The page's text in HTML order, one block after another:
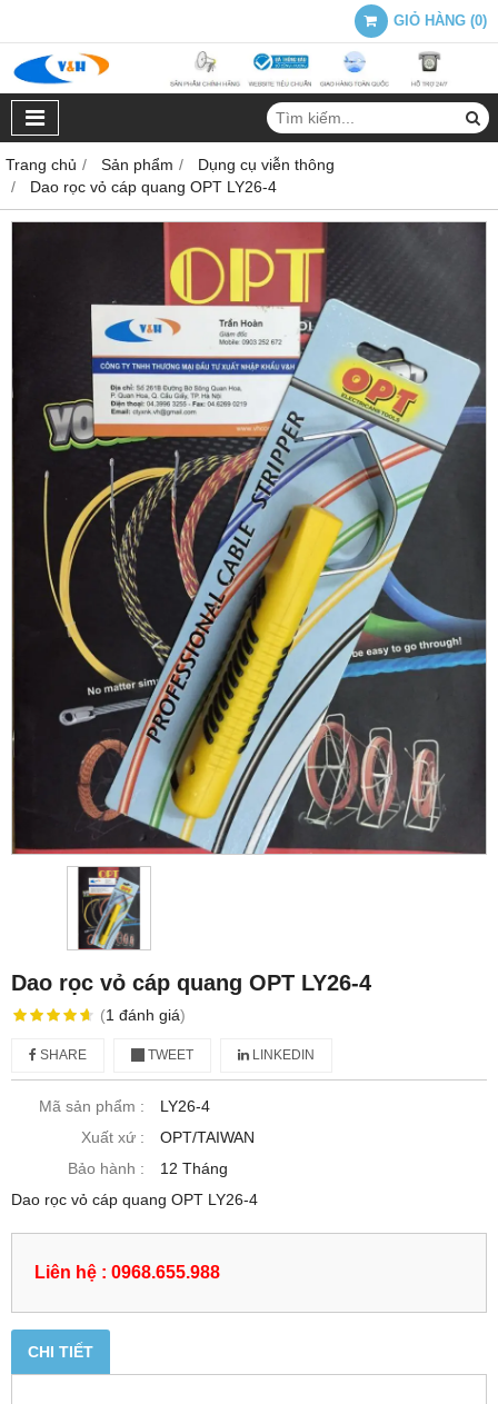
GIỎ HÀNG (0)
Trang chủ Sản phẩm
Dụng cụ viễn thông
Dao rọc vỏ cáp quang OPT LY26-4
Dao rọc vỏ cáp quang OPT LY26-4
(1 đánh giá)
SHARE TWEET LINKEDIN
Mã sản phẩm :
LY26-4
Xuất xứ :
OPT/TAIWAN
Bảo hành :
12 Tháng
Dao rọc vỏ cáp quang OPT LY26-4
Liên hệ : 0968.655.988
CHI TIẾT